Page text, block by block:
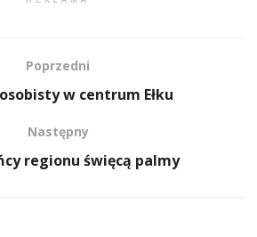
Poprzedni
w centrum Ełku
Następny
regionu święcą palmy